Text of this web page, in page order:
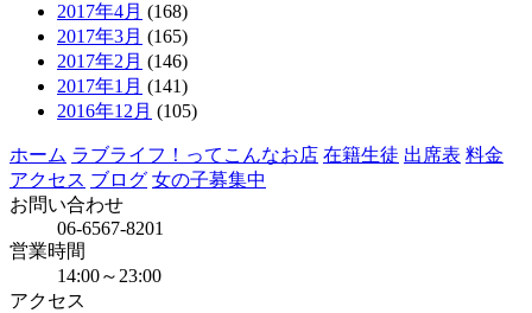
2017年4月 (168)
2017年3月 (165)
2017年2月 (146)
2017年1月 (141)
2016年12月 (105)
ホーム ラブライフ！ってこんなお店 在籍生徒 出席表 料金
アクセス ブログ 女の子募集中
お問い合わせ
06-6567-8201
営業時間
14:00～23:00
アクセス